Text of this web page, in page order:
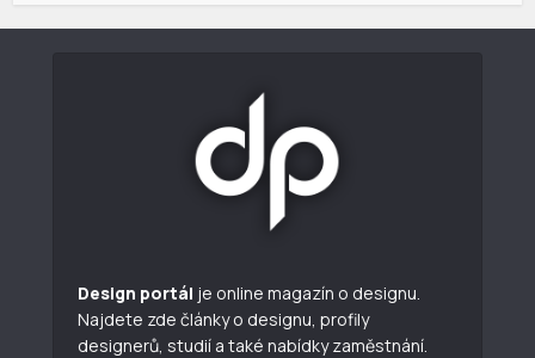
Design portál je online magazín o designu.
Najdete zde články o designu, profily
designerů, studií a také nabídky zaměstnání.